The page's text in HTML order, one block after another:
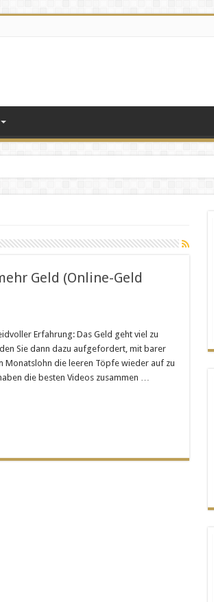
Geld (Online-Geld
Erfahrung: Das Geld geht viel zu
Sie dann dazu aufgefordert, mit barer
Monatslohn die leeren Töpfe wieder auf zu
die besten Videos zusammen …